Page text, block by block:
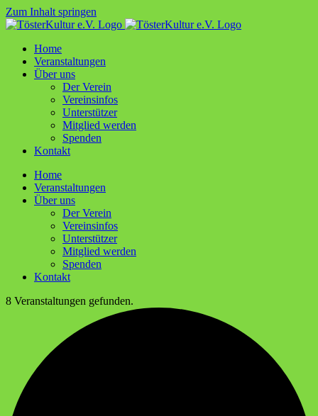
Zum Inhalt springen
Home
Ver­an­stal­tun­gen
Über uns
Der Ver­ein
Ver­ein­sin­fos
Unter­stüt­zer
Mit­glied werden
Spen­den
Kon­takt
Home
Ver­an­stal­tun­gen
Über uns
Der Ver­ein
Ver­ein­sin­fos
Unter­stüt­zer
Mit­glied werden
Spen­den
Kon­takt
8 Veranstaltungen gefunden.